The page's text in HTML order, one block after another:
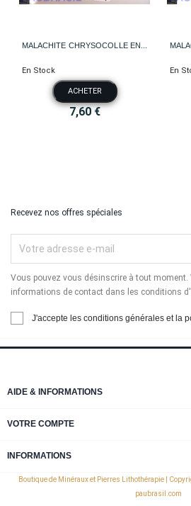
MALACHITE CHRYSOCOLLE EN...
En Stock
ACHETER
7,60 €
En
Recevez nos offres spéciales
Vous pouvez vous désinscrire à tout moment.
informations de contact dans les conditions
J'accepte les conditions générales et la
AIDE & INFORMATIONS
VOTRE COMPTE
INFORMATIONS
Boutique de Minéraux et Pierres Lithothérapie |
paubrasil.com